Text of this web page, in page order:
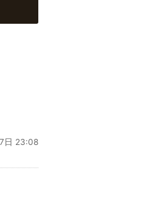
日 23:08